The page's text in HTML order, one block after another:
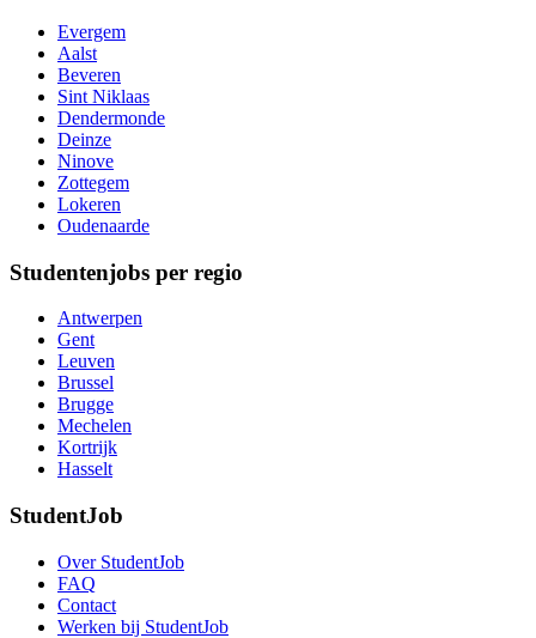
Evergem
Aalst
Beveren
Sint Niklaas
Dendermonde
Deinze
Ninove
Zottegem
Lokeren
Oudenaarde
Studentenjobs per regio
Antwerpen
Gent
Leuven
Brussel
Brugge
Mechelen
Kortrijk
Hasselt
StudentJob
Over StudentJob
FAQ
Contact
Werken bij StudentJob